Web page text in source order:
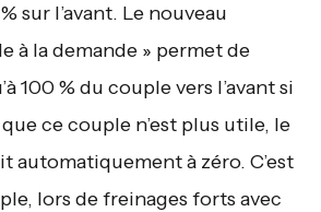
sur l’avant. Le nouveau
à la demande » permet de
100 % du couple vers l’avant si
ce couple n’est plus utile, le
automatiquement à zéro. C’est
lors de freinages forts avec